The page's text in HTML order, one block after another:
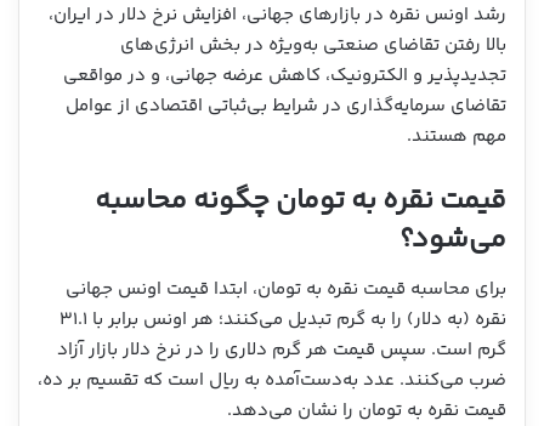
رشد اونس نقره در بازارهای جهانی، افزایش نرخ دلار در ایران،
بالا رفتن تقاضای صنعتی به‌ویژه در بخش انرژی‌های
تجدیدپذیر و الکترونیک، کاهش عرضه جهانی، و در مواقعی
تقاضای سرمایه‌گذاری در شرایط بی‌ثباتی اقتصادی از عوامل
مهم هستند.
قیمت نقره به تومان چگونه محاسبه
می‌شود؟
برای محاسبه قیمت نقره به تومان، ابتدا قیمت اونس جهانی
نقره (به دلار) را به گرم تبدیل می‌کنند؛ هر اونس برابر با ۳۱.۱
گرم است. سپس قیمت هر گرم دلاری را در نرخ دلار بازار آزاد
ضرب می‌کنند. عدد به‌دست‌آمده به ریال است که تقسیم بر ده،
قیمت نقره به تومان را نشان می‌دهد.